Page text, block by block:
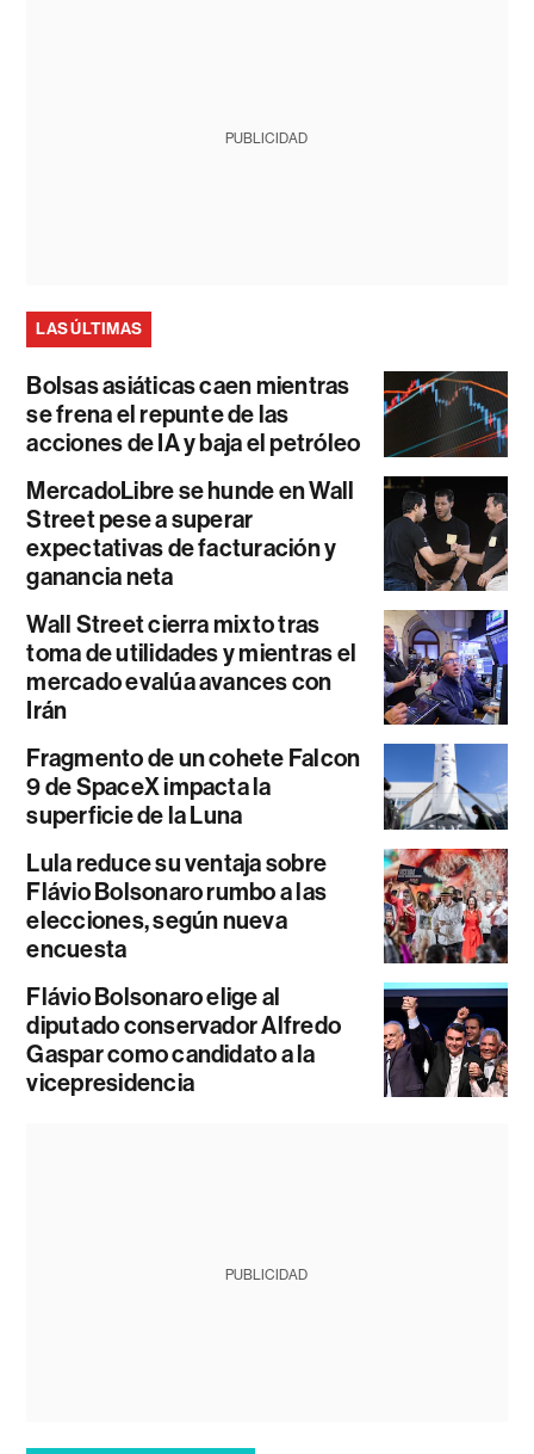
PUBLICIDAD
LAS ÚLTIMAS
Bolsas asiáticas caen mientras
se frena el repunte de las
acciones de IA y baja el petróleo
MercadoLibre se hunde en Wall
Street pese a superar
expectativas de facturación y
ganancia neta
Wall Street cierra mixto tras
toma de utilidades y mientras el
mercado evalúa avances con
Irán
Fragmento de un cohete Falcon
9 de SpaceX impacta la
superficie de la Luna
Lula reduce su ventaja sobre
Flávio Bolsonaro rumbo a las
elecciones, según nueva
encuesta
Flávio Bolsonaro elige al
diputado conservador Alfredo
Gaspar como candidato a la
vicepresidencia
PUBLICIDAD